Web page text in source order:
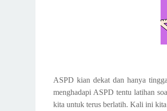
ASPD kian dekat dan hanya
menghadapi ASPD tentu latihan
kita untuk terus berlatih. Kali ini